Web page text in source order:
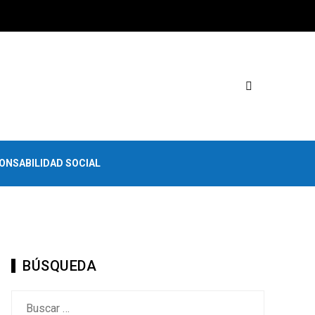
SOCIAL
BÚSQUEDA